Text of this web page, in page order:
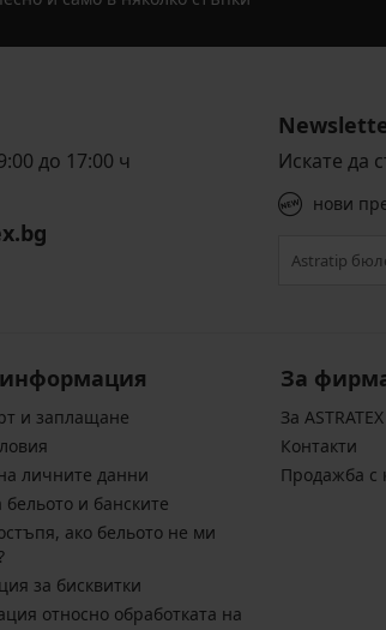
до 17:00 ч Искате да
нови
и заплащане
личните данни
бельото и банските
ако бельото не ми
за бисквитки
относно обработката на
За
За ASTRATEX
Контакти
Продажба с